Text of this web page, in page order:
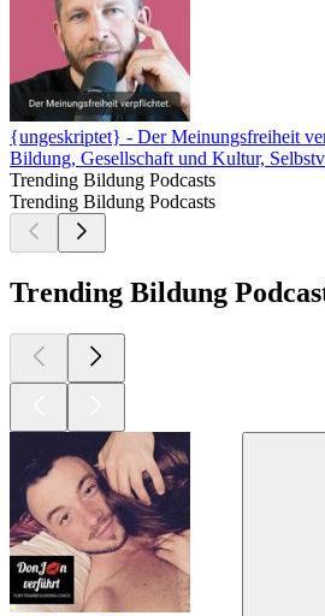
{ungeskriptet} - Der Meinungsfreiheit
Bildung, Gesellschaft und Kultur,
Trending Bildung Podcasts
Trending Bildung Podcasts
Trending Bildung